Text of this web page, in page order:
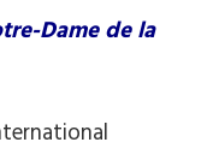
Dame de la